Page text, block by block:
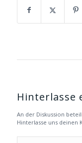
Hinterlasse
An der Diskussion
Hinterlasse uns deinen